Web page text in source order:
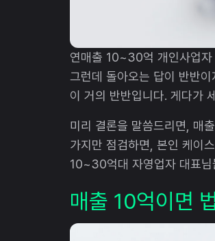
연매출 10~30억 개인사업자
그런데 돌아오는 답이 반반
이 거의 반반입니다. 게다가
미리 결론을 말씀드리면, 매
가지만 점검하면, 본인 케이
10~30억대 자영업자 대표님
매출 10억이면